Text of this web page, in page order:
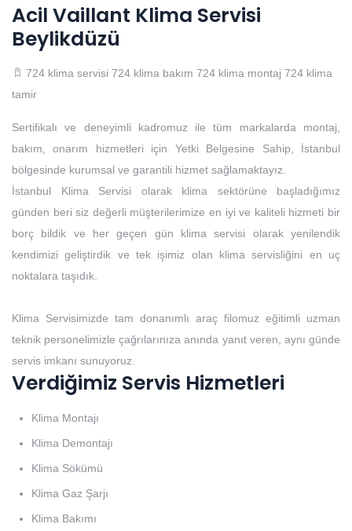
Acil Vaillant Klima Servisi
Beylikdüzü
724 klima servisi 724 klima bakım 724 klima montaj 724 klima
tamir
Sertifikalı ve deneyimli kadromuz ile tüm markalarda montaj,
bakım, onarım hizmetleri için Yetki Belgesine Sahip, İstanbul
bölgesinde kurumsal ve garantili hizmet sağlamaktayız.
İstanbul Klima Servisi olarak klima sektörüne başladığımız
günden beri siz değerli müşterilerimize en iyi ve kaliteli hizmeti bir
borç bildik ve her geçen gün klima servisi olarak yenilendik
kendimizi geliştirdik ve tek işimiz olan klima servisliğini en uç
noktalara taşıdık.
Klima Servisimizde tam donanımlı araç filomuz eğitimli uzman
teknik personelimizle çağrılarınıza anında yanıt veren, aynı günde
servis imkanı sunuyoruz.
Verdiğimiz Servis Hizmetleri
Klima Montajı
Klima Demontajı
Klima Sökümü
Klima Gaz Şarjı
Klima Bakımı